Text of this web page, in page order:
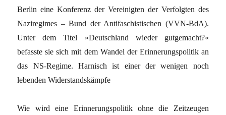
Berlin eine Konferenz der Vereinigten der Verfolgten des
Naziregimes – Bund der Antifaschistischen (VVN-BdA).
Unter dem Titel »Deutschland wieder gutgemacht?«
befasste sie sich mit dem Wandel der Erinnerungspolitik an
das NS-Regime. Harnisch ist einer der wenigen noch
lebenden Widerstandskämpfe
Wie wird eine Erinnerungspolitik ohne die Zeitzeugen